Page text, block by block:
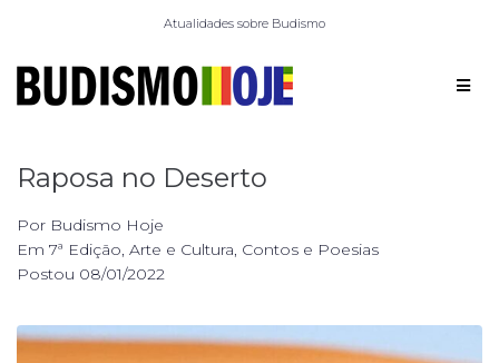
Atualidades sobre Budismo
Raposa no Deserto
Por Budismo Hoje
Em 7ª Edição, Arte e Cultura, Contos e Poesias
Postou 08/01/2022